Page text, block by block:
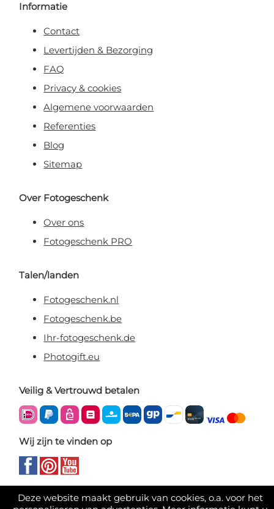
Deze website maakt gebruik van cookies, o.a. voor het
Informatie
Contact
Levertijden & Bezorging
FAQ
Privacy & cookies
Algemene voorwaarden
Referenties
Blog
Sitemap
Over Fotogeschenk
Over ons
Fotogeschenk PRO
Talen/landen
Fotogeschenk.nl
Fotogeschenk.be
Ihr-fotogeschenk.de
Photogift.eu
Veilig & Vertrouwd betalen
Wij zijn te vinden op